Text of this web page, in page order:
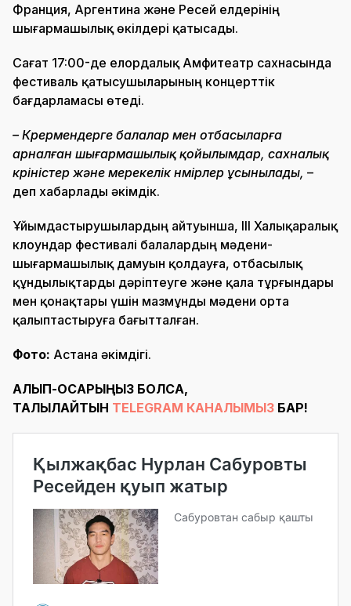
Франция, Аргентина және Ресей елдерінің
шығармашылық өкілдері қатысады.
Сағат 17:00-де елордалық Амфитеатр сахнасында
фестиваль қатысушыларының концерттік
бағдарламасы өтеді.
– Көрермендерге балалар мен отбасыларға
арналған шығармашылық қойылымдар, сахналық
көріністер және мерекелік нөмірлер ұсынылады, –
деп хабарлады әкімдік.
Ұйымдастырушылардың айтуынша, III Халықаралық
клоундар фестивалі балалардың мәдени-
шығармашылық дамуын қолдауға, отбасылық
құндылықтарды дәріптеуге және қала тұрғындары
мен қонақтары үшін мазмұнды мәдени орта
қалыптастыруға бағытталған.
Фото: Астана әкімдігі.
АЛЫП-ҚОСАРЫҢЫЗ БОЛСА,
ТАЛҚЫЛАЙТЫН TELEGRAM КАНАЛЫМЫЗ БАР!